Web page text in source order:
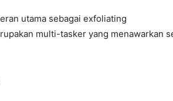
utama sebagai exfoliating
multi-tasker yang menawarkan